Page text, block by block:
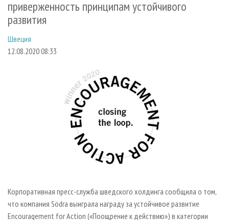
ДЕРЕВООБРАБОТКА
СУШКА ДРЕВЕСИНЫ
ПРОИЗВОДСТВО ДРЕВЕСНЫХ ПЛИТ
ДЕРЕВЯННОЕ ДОМОСТРОЕНИЕ
ПРОИЗВОДСТВО МЕБЕЛИ
БИОЭНЕРГЕТИКА
ИНСТРУМЕНТ И МАТЕРИАЛЫ
НОВОСТИ КОМПАНИЙ
ЛЕСНЫЕ РЕГИОНЫ РОССИИ
ПЕРСОНЫ
МОБИЛЬНЫЕ ВЫСТАВКИ
ОФИЦИАЛЬНЫЕ ДЕЛЕГАЦИИ
ПРИОРИТЕТНЫЕ ИНВЕСТПРОЕКТЫ
RUSSIAN FORESTRY REVIEW
ГАЗЕТА ЛЕСПРОМФОРУМ
БИБЛИОТЕКА СПЕЦИАЛИСТА
АРХИВ ЖУРНАЛОВ
СТАТЬИ
О ЖУРНАЛЕ
ПОДПИСКА
КОНТАКТЫ
РЕКЛАМОДАТЕЛЯМ
РЕКЛАМА
РЕКЛАМА НА САЙТЕ
приверженность принципам устойчивого
развития
Швеция
12.08.2020 08:33
Корпоративная пресс-служба шведского холдинга сообщила о том,
что компания Södra выиграла награду за устойчивое развитие
Encouragement for Action («Поощрение к действию») в категории